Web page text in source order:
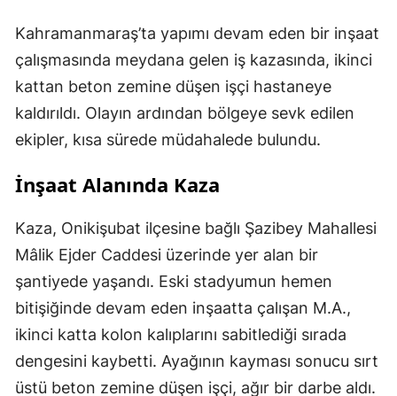
Kahramanmaraş’ta yapımı devam eden bir inşaat
çalışmasında meydana gelen iş kazasında, ikinci
kattan beton zemine düşen işçi hastaneye
kaldırıldı. Olayın ardından bölgeye sevk edilen
ekipler, kısa sürede müdahalede bulundu.
İnşaat Alanında Kaza
Kaza, Onikişubat ilçesine bağlı Şazibey Mahallesi
Mâlik Ejder Caddesi üzerinde yer alan bir
şantiyede yaşandı. Eski stadyumun hemen
bitişiğinde devam eden inşaatta çalışan M.A.,
ikinci katta kolon kalıplarını sabitlediği sırada
dengesini kaybetti. Ayağının kayması sonucu sırt
üstü beton zemine düşen işçi, ağır bir darbe aldı.